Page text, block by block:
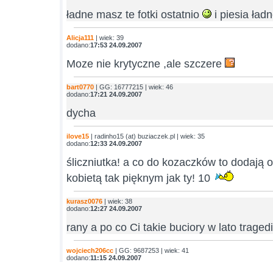
ładne masz te fotki ostatnio i piesia
Alicja111 | wiek: 39
dodano:17:53 24.09.2007
Moze nie krytyczne ,ale szczere
bart0770 | GG: 16777215 | wiek: 46
dodano:17:21 24.09.2007
dycha
ilove15 | radinho15 (at) buziaczek.pl | wiek: 35
dodano:12:33 24.09.2007
śliczniutka! a co do kozaczków to dodają
kobietą tak pięknym jak ty! 10
kurasz0076 | wiek: 38
dodano:12:27 24.09.2007
rany a po co Ci takie buciory w lato
wojciech206cc | GG: 9687253 | wiek: 41
dodano:11:15 24.09.2007